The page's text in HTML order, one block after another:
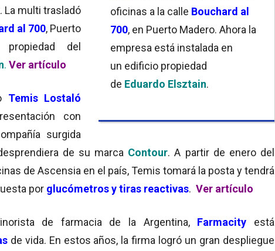
oficinas a la calle Bouchard al
700, en Puerto Madero. Ahora la
empresa está instalada en
un edificio propiedad
de Eduardo Elsztain.
La multi trasladó
al 700, Puerto
del
. Ver artículo
Temis Lostaló
con
surgida
de su marca Contour. A partir de enero del
de Ascensia en el país, Temis tomará la posta y tendrá
por glucómetros y tiras reactivas. Ver artículo
de farmacia de la Argentina, Farmacity
está
de vida. En estos años, la firma logró un gran despliegue